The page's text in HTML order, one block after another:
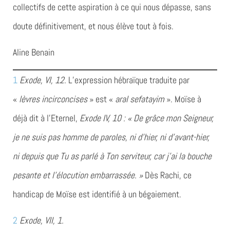
collectifs de cette aspiration à ce qui nous dépasse, sans
doute définitivement, et nous élève tout à fois.
Aline Benain
1 Exode, VI, 12. L’expression hébraïque traduite par
« lèvres incirconcises» est « aral sefatayim». Moïse à
déjà dit à l’Eternel, Exode IV, 10 : « De grâce mon Seigneur,
je ne suis pas homme de paroles, ni d’hier, ni d’avant-hier,
ni depuis que Tu as parlé à Ton serviteur, car j’ai la bouche
pesante et l’élocution embarrassée. »Dès Rachi, ce
handicap de Moïse est identifié à un bégaiement.
2 Exode, VII, 1.